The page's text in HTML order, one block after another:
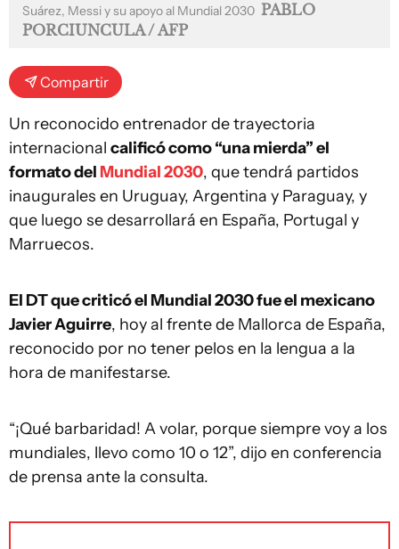
Suárez, Messi y su apoyo al Mundial 2030 PABLO
PORCIUNCULA / AFP
Compartir
Un reconocido entrenador de trayectoria
internacional calificó como “una mierda” el
formato del Mundial 2030, que tendrá partidos
inaugurales en Uruguay, Argentina y Paraguay, y
que luego se desarrollará en España, Portugal y
Marruecos.
El DT que criticó el Mundial 2030 fue el mexicano
Javier Aguirre, hoy al frente de Mallorca de España,
reconocido por no tener pelos en la lengua a la
hora de manifestarse.
“¡Qué barbaridad! A volar, porque siempre voy a los
mundiales, llevo como 10 o 12”, dijo en conferencia
de prensa ante la consulta.